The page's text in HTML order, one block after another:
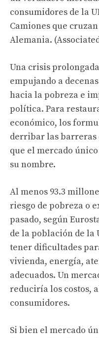
consumidores de la
Camiones que
Alemania.
Una crisis
empujando a
hacia la pobreza e
política. Para
económico, los
derribar las barreras
que el mercado
su nombre.
Al menos 93.3
riesgo de pobreza o
pasado, según
de la población de la
tener dificultades
vivienda, energía,
adecuados. Un
reduciría los costos,
consumidores.
Si bien el mercado